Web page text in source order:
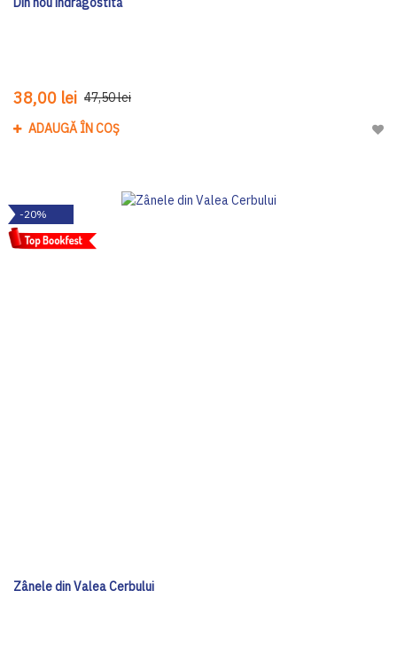
38,00 lei 47,50 lei
ADAUGĂ ÎN COȘ
-20%
Zânele din Valea Cerbului